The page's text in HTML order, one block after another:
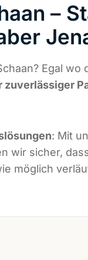
–
Egal wo
zuverlässiger
: Mit
wir sicher,
möglich